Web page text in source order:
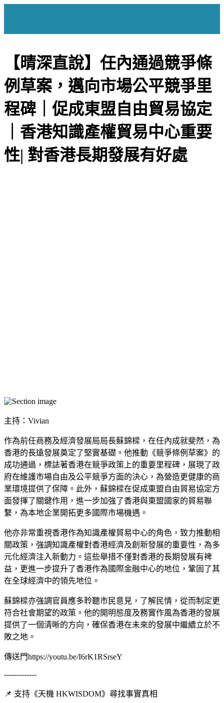
【晴深直說】任內通過競爭條
例草案，邁向市場公平競爭里
程碑｜促成東盟自由貿易協定
｜香港知識產權貿易中心重要
性| 對香港長期發展有好處
主持：Vivian
作為前任商務及經濟發展局局長蘇錦樑，在任內成就斐然，為
香港的長遠發展奠定了堅實基礎。他推動《競爭條例草案》的
成功通過，標誌著香港在競爭政策上的重要里程碑，展現了政
府在維護市場自由及公平競爭方面的決心，為營造更健康的商
業環境提供了保障。此外，蘇錦樑在促成東盟自由貿易協定方
面發揮了關鍵作用，進一步加強了香港與東盟國家的貿易聯
繫，為本地企業開拓更多國際市場機遇。
他亦非常重視香港作為知識產權貿易中心的角色，致力推動相
關政策，強調知識產權對香港經濟及創新發展的重要性，為多
元化經濟注入新動力。這些舉措不僅對香港的長期發展有裨
益，更進一步提升了香港作為國際金融中心的地位，鞏固了其
在全球經濟中的領先地位。
蘇錦樑亦強調官員應多聆聽市民意見，了解民情，從而制定更
符合社會期望的政策。他的開明態度及務實作風為香港的發展
提供了一個清晰的方向，確保香港在未來的發展中繼續立於不
敗之地。
傳送門https://youtu.be/I6rK1RSrseY
-------------
📌 支持《天機 HKWISDOM》尋找事實真相